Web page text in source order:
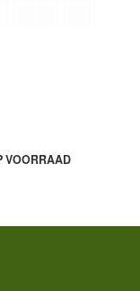
VOORRAAD